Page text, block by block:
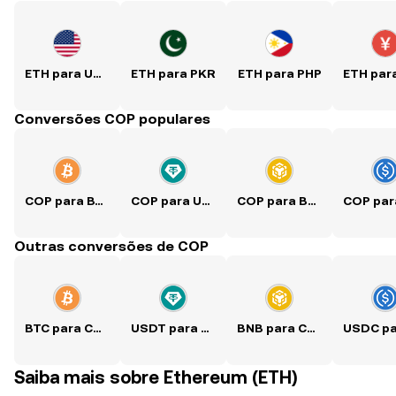
ETH para USD ETH para PKR ETH para PHP
Conversões COP populares
COP para BTC COP para USDT COP para BNB
Outras conversões de COP
BTC para COP USDT para COP BNB para COP
Saiba mais sobre Ethereum (ETH)